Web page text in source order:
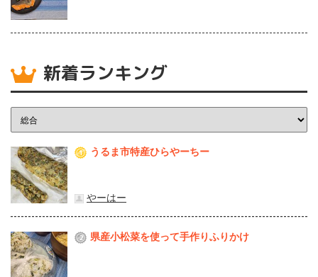
新着ランキング
1 うるま市特産ひらやーちー
やーはー
2 県産⼩松菜を使って⼿作りふりかけ